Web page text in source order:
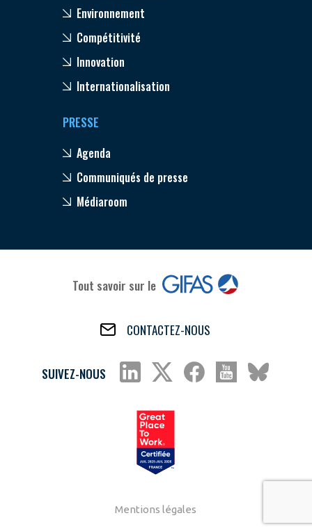
Environnement
Compétitivité
Innovation
Internationalisation
PRESSE
Agenda
Communiqués de presse
Médiaroom
Tout savoir sur le
CONTACTEZ-NOUS
SUIVEZ-NOUS
Mentions légales